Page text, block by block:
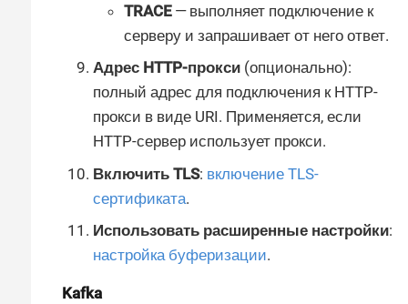
TRACE — выполняет подключение к
серверу и запрашивает от него ответ.
Адрес HTTP-прокси (опционально):
полный адрес для подключения к HTTP-
прокси в виде URI. Применяется, если
HTTP-сервер использует прокси.
Включить TLS: включение TLS-
сертификата.
Использовать расширенные настройки:
настройка буферизации.
Kafka